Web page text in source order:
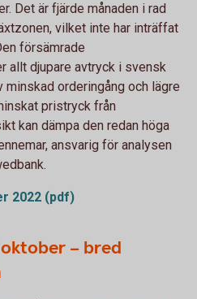
Det är fjärde månaden i rad
vilket inte har inträffat
försämrade
allt djupare avtryck i svensk
orderingång och lägre
pristryck från
kan dämpa den redan höga
ansvarig för analysen
2022 (pdf)
– bred